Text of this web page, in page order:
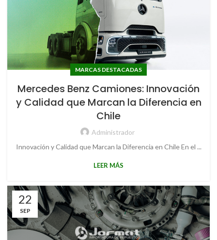
MARCAS DESTACADAS
Mercedes Benz Camiones: Innovación
y Calidad que Marcan la Diferencia en
Chile
Administrador
Innovación y Calidad que Marcan la Diferencia en Chile En el ...
LEER MÁS
22
SEP